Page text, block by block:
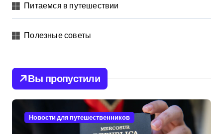
Питаемся в путешествии
Полезные советы
Вы пропустили
Новости для путешественников